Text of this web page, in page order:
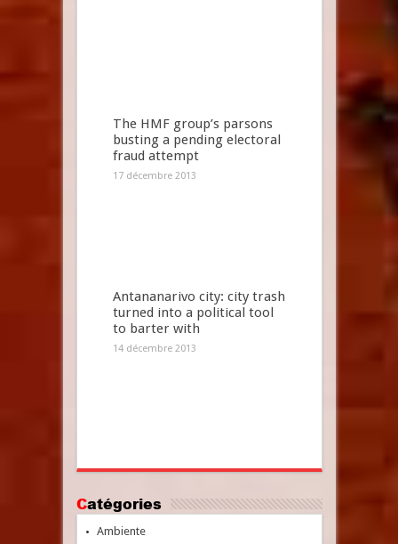
The HMF group’s parsons
busting a pending electoral
fraud attempt
17 décembre 2013
Antananarivo city: city trash
turned into a political tool
to barter with
14 décembre 2013
Catégories
Ambiente